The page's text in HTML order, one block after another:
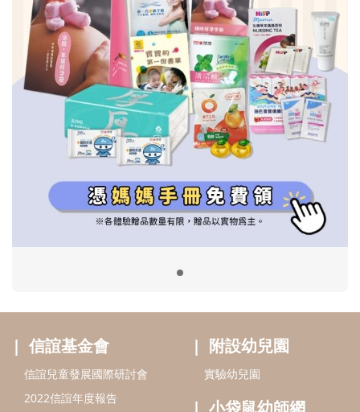
信誼基金會
2022信誼年度報告
2023信誼年度報告
2024信誼年度報告
好孕袋
分齡育兒電子報
線上教養諮詢
附設幼兒園
小袋鼠幼師網